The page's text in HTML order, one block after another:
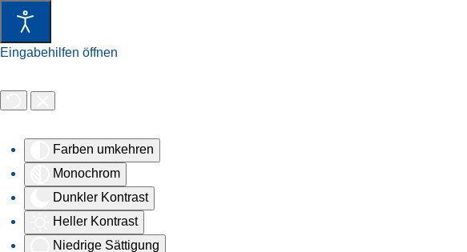
Eingabehilfen öffnen
Farben umkehren
Monochrom
Dunkler Kontrast
Heller Kontrast
Niedrige Sättigung